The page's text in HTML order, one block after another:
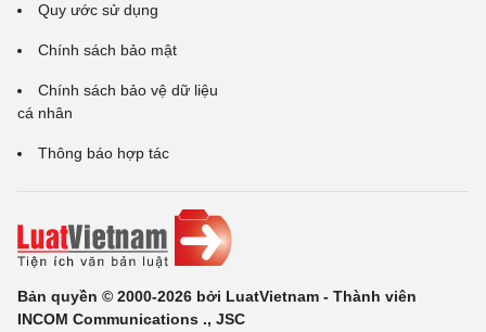
Quy ước sử dụng
Chính sách bảo mật
Chính sách bảo vệ dữ liệu
cá nhân
Thông báo hợp tác
Bản quyền © 2000-2026 bởi LuatVietnam - Thành viên
INCOM Communications ., JSC